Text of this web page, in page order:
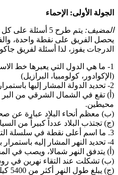
الجولة الأولى: الإحماء
المضيف:
يتم طرح 5 أسئلة
يحصل الفريق على نقطة واحدة،
الدرجات يفوز، لذا أسئلة لفريق
1- ما هي الدول التي يعبرها خط
(الإكوادور، كولومبيا، البرازيل)
2- تحديد الدولة المشار إليها باستمرار باستخدام القرائن:
(أ) تقع في الشمال الشرقي من البر
محيطين.
(ب) معظم أنحاء البلاد عبارة عن
(ج) تجتذب البلاد عدداً كبيراً من
3. ما اسم أعلى نقطة في سلسلة التقسيم الكبرى؟ (كوسيوسكو)
4- تحديد النهر المشار إليه باستمرار باستخدام الدليل:
(أ) يتدفق النهر شمالا، ويصب في
(ب) تشكلت عند التقاء نهرين في
(ج) يبلغ طول النهر أكثر من 5400 كيلومتر. (أوب)